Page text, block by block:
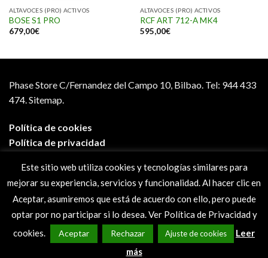
ALTAVOCES (PRO) ACTIVOS
BOSE S1 PRO
679,00€
ALTAVOCES (PRO) ACTIVOS
RCF ART 712-A MK4
595,00€
Phase Store C/Fernandez del Campo 10, Bilbao. Tel: 944 433
474.Sitemap.
Política de cookies
Política de privacidad
Condiciones de compra
Preguntas frecuentes
Este sitio web utiliza cookies y tecnologías similares para
mejorar su experiencia, servicios y funcionalidad. Al hacer clic en
Aceptar, asumiremos que está de acuerdo con ello, pero puede
optar por no participar si lo desea. Ver Política de Privacidad y
cookies.
Aceptar Rechazar Ajuste de cookies
Leer
más